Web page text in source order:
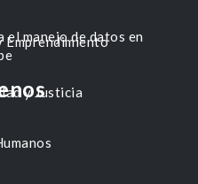
Emprendimiento
y Justicia
manejo de datos en